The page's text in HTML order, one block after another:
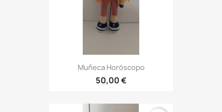
Muñeca Horóscopo
50,00 €